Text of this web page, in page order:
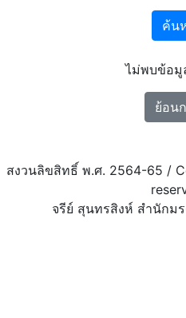
ค้น
ไม่พบข้อ
ย้อน
สงวนลิขสิทธิ์ พ.ศ. 2564-65 /
จรีย์ สุนทรสิงห์ สำนักม